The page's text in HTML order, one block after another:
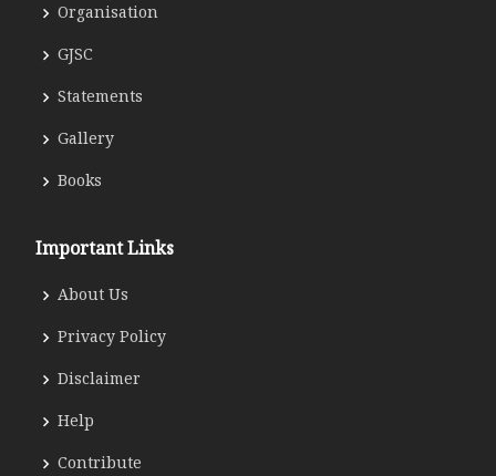
Organisation
GJSC
Statements
Gallery
Books
Important Links
About Us
Privacy Policy
Disclaimer
Help
Contribute